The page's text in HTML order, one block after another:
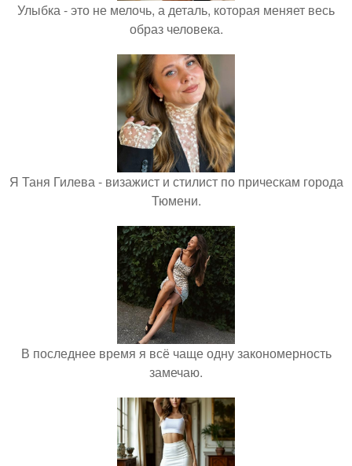
Улыбка - это не мелочь, а деталь, которая меняет весь
образ человека.
Я Таня Гилева - визажист и стилист по прическам города
Тюмени.
В последнее время я всё чаще одну закономерность
замечаю.